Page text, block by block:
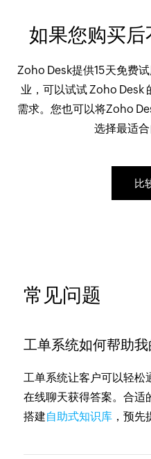
如果您购买后
Zoho Desk提供15天免费
业，可以试试 Zoho Desk
需求。您也可以将Zoho
选择最适合
比
常见问题
工单系统如何帮助我
工单系统让客户可以轻松
在线聊天获得答案。合适
搭建自助式知识库，预先